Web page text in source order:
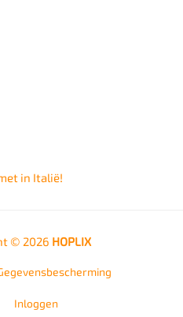
in Italië!
© 2026 HOPLIX
Inloggen